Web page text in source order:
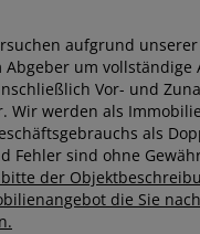
aufgrund
Abgeber um vollständige
Vor- und
Wir werden als
als
Fehler sind ohne
der
die Sie